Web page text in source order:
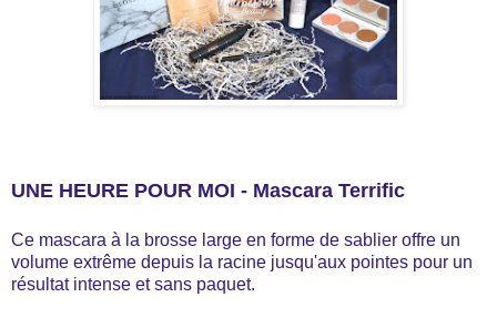
UNE HEURE POUR MOI - Mascara Terrific
Ce mascara à la brosse large en forme de sablier offre un
volume extrême depuis la racine jusqu'aux pointes pour un
résultat intense et sans paquet.